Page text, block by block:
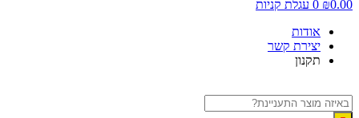
₪
0 עגלת קניות
אודות
יצירת קשר
תקנון